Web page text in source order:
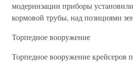
модернизации приборы
кормовой трубы, над позициями
Торпедное вооружение
Торпедное вооружение крейсеров